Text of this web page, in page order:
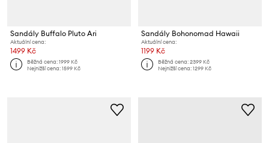
Sandály Buffalo Pluto Ari
Aktuální cena:
1499 Kč
Běžná cena:1999 Kč
Nejnižší cena:1599 Kč
Sandály Bohonomad Hawaii
Aktuální cena:
1199 Kč
Běžná cena:2399 Kč
Nejnižší cena:1299 Kč